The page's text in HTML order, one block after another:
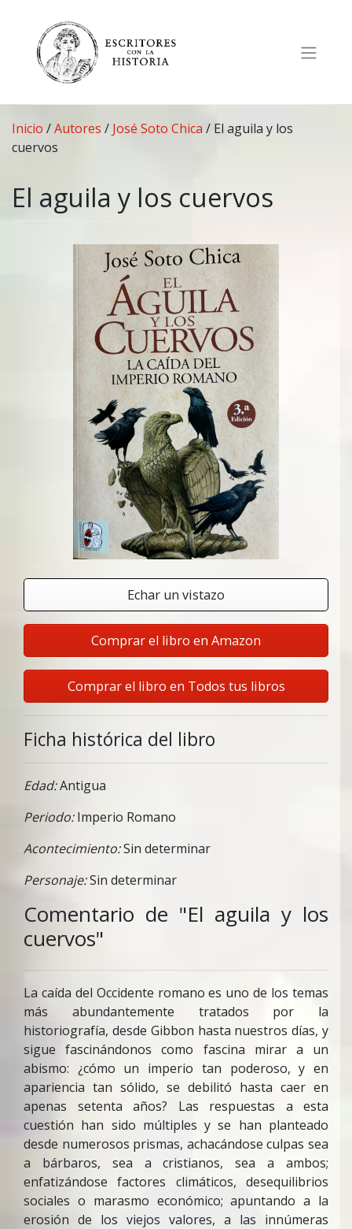
contenido
Inicio /Autores / José Soto Chica / El aguila y los
cuervos
El aguila y los cuervos
Echar un vistazo
Comprar el libro en Amazon
Comprar el libro en Todos tus libros
Ficha histórica del libro
Edad:Antigua
Periodo:Imperio Romano
Acontecimiento:Sin determinar
Personaje:Sin determinar
Comentario de "El aguila y los
cuervos"
La caída del Occidente romano es uno de los temas
más abundantemente tratados por la
historiografía, desde Gibbon hasta nuestros días, y
sigue fascinándonos como fascina mirar a un
abismo: ¿cómo un imperio tan poderoso, y en
apariencia tan sólido, se debilitó hasta caer en
apenas setenta años? Las respuestas a esta
cuestión han sido múltiples y se han planteado
desde numerosos prismas, achacándose culpas sea
a bárbaros, sea a cristianos, sea a ambos;
enfatizándose factores climáticos, desequilibrios
sociales o marasmo económico; apuntando a la
erosión de los viejos valores, a las innúmeras